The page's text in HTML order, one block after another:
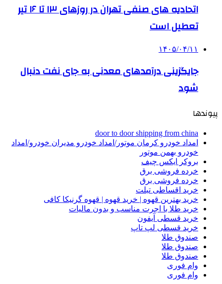
اتحادیه های صنفی تهران در روزهای ۱۳ تا ۱۶ تیر
تعطیل است
۱۴۰۵/۰۴/۱۱
جایگزینی درآمدهای معدنی به جای نفت دنبال
شود
پیوندها
door to door shipping from china
امداد خودرو کرمان موتور/امداد خودرو مدیران خودرو/امداد
خودرو بهمن موتور
بروکر ایکس چیف
خرده فروشی برق
خرده فروشی برق
خرید اقساطی تبلت
خرید بهترین قهوه | خرید قهوه | قهوه گرنیکا کافی
خرید طلا با اجرت مناسب و بدون مالیات
خرید قسطی آیفون
خرید قسطی لپ تاپ
صندوق طلا
صندوق طلا
صندوق طلا
وام فوری
وام فوری